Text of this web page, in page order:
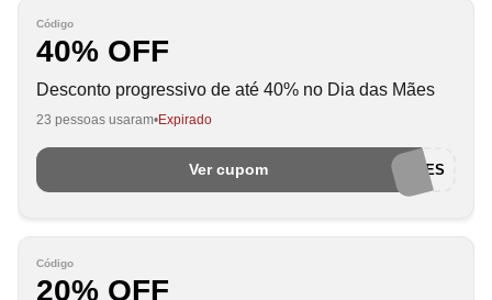
Código
40% OFF
Desconto progressivo de até 40% no Dia das Mães
23 pessoas usaram Expirado
Ver cupom DIADASMAES
Código
20% OFF